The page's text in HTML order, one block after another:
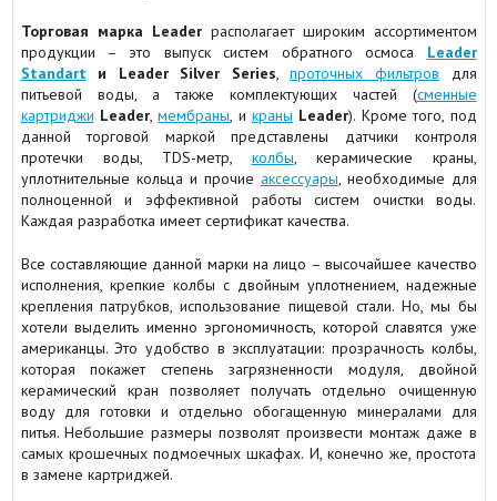
Торговая марка Leaderрасполагает широким ассортиментом
продукции – это выпуск систем обратного осмоса Leader
Standartи Leader Silver Series,проточных фильтров для
питьевой воды, а также комплектующих частей (сменные
картриджи Leader,мембраны, и краны Leader). Кроме того, под
данной торговой маркой представлены датчики контроля
протечки воды, TDS-метр, колбы, керамические краны,
уплотнительные кольца и прочие аксессуары, необходимые для
полноценной и эффективной работы систем очистки воды.
Каждая разработка имеет сертификат качества.
Все составляющие данной марки на лицо – высочайшее качество
исполнения, крепкие колбы с двойным уплотнением, надежные
крепления патрубков, использование пищевой стали. Но, мы бы
хотели выделить именно эргономичность, которой славятся уже
американцы. Это удобство в эксплуатации: прозрачность колбы,
которая покажет степень загрязненности модуля, двойной
керамический кран позволяет получать отдельно очищенную
воду для готовки и отдельно обогащенную минералами для
питья. Небольшие размеры позволят произвести монтаж даже в
самых крошечных подмоечных шкафах. И, конечно же, простота
в замене картриджей.